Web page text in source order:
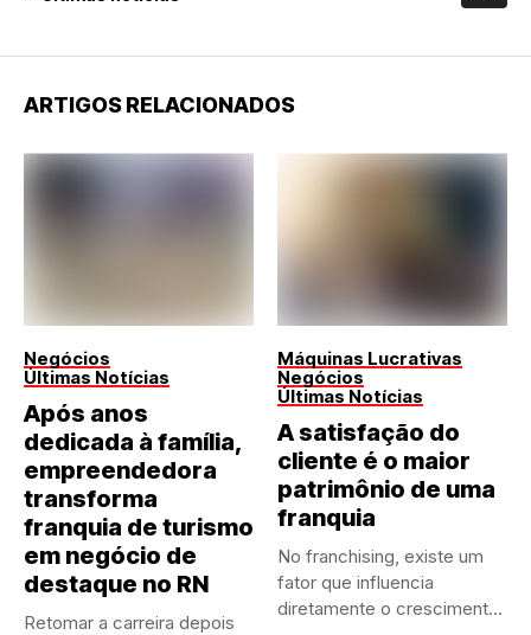
ARTIGOS RELACIONADOS
Negócios
Últimas Notícias
Após anos
dedicada à família,
empreendedora
transforma
franquia de turismo
em negócio de
destaque no RN
Retomar a carreira depois
Máquinas Lucrativas
Negócios
Últimas Notícias
A satisfação do
cliente é o maior
patrimônio de uma
franquia
No franchising, existe um
fator que influencia
diretamente o crescimento